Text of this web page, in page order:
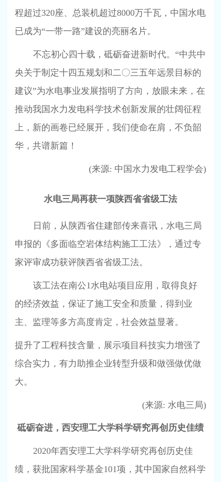
程超过320座、总装机超过8000万千瓦，中国水电
已成为“一带一路”建设的亮丽名片。
不忘初心四十载，砥砺奋进新时代。“中共中
央关于制定十四五规划和二〇三五年远景目标的
建议”为水电事业发展指明了方向，放眼未来，在
推动我国水力发电科学技术创新发展的壮阔征程
上，新的画卷已经展开，我们使命在肩，不负韶
华，共谱新篇！
(来源: 中国水力发电工程学会)
水电三局再获一项陕西省省级工法
日前，从陕西省住建部传来喜讯，水电三局
申报的《多面临空岩体结构施工工法》，通过专
家评审成功获评陕西省省级工法。
该工法在南公1水电站项目应用，取得良好
的经济效益，保证了施工安全和质量，得到业
主、监理等多方高度肯定，社会效益显著。
提升了工程科技含量，展示项目科技实力增强了
综合实力，有力助推企业转型升级和做强做优做
大。
(来源: 水电三局)
砥砺奋进，西安理工大学科学研究再创历史佳绩
2020年西安理工大学科学研究再创历史佳
绩，获批国家科学基金101项，其中国家自然科学